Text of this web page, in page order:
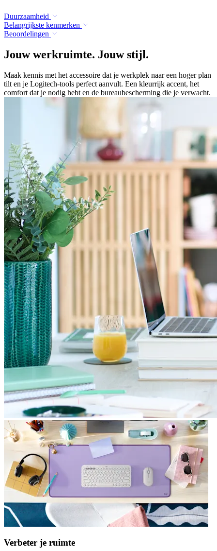
Duurzaamheid
Belangrijkste kenmerken
Beoordelingen
Jouw werkruimte. Jouw stijl.
Maak kennis met het accessoire dat je werkplek naar een hoger plan
tilt en je Logitech-tools perfect aanvult. Een kleurrijk accent, het
comfort dat je nodig hebt en de bureaubescherming die je verwacht.
Verbeter je ruimte